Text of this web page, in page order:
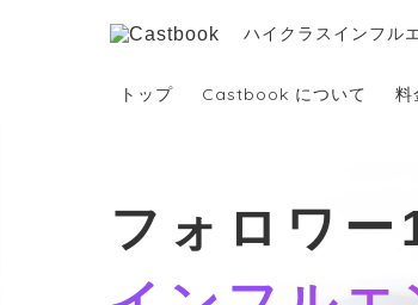
ハイクラスインフル
トップ Castbook について 料
フォロワ